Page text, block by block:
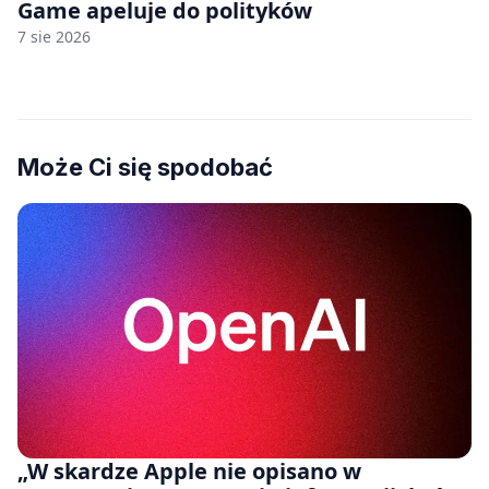
Game apeluje do polityków
7 sie 2026
Może Ci się spodobać
„W skardze Apple nie opisano w